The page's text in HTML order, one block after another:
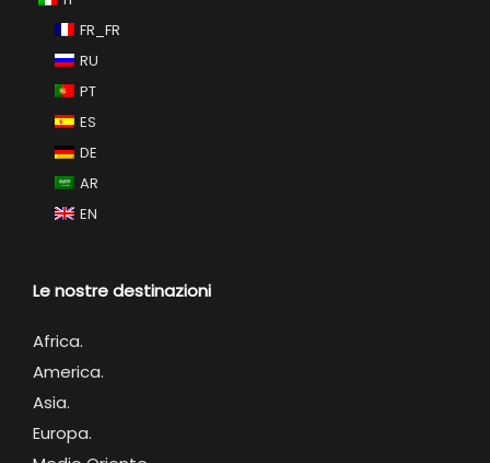
FR_FR
RU
PT
ES
DE
AR
EN
Le nostre destinazioni
Africa.
America.
Asia.
Europa.